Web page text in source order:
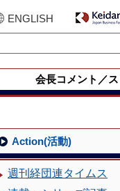
ENGLISH
会長コメント／
Action(活動)
週刊経団連タイムス